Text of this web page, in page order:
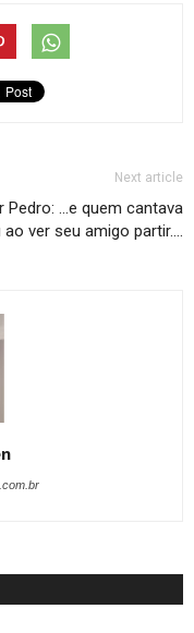
Next article
Pedro: …e quem cantava
ver seu amigo partir….